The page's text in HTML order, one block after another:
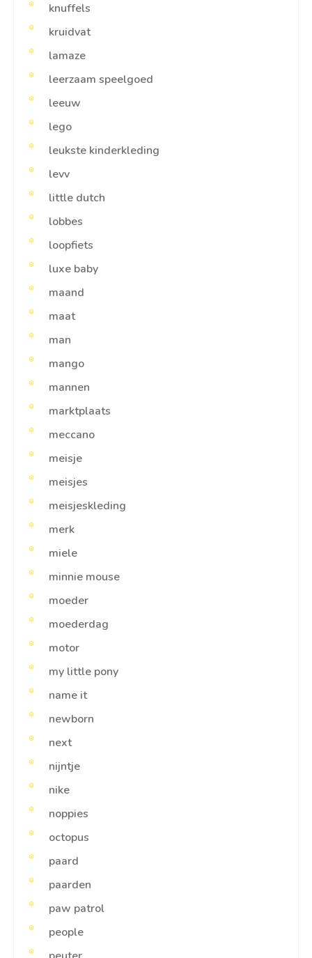
knuffels
kruidvat
lamaze
leerzaam speelgoed
leeuw
lego
leukste kinderkleding
levv
little dutch
lobbes
loopfiets
luxe baby
maand
maat
man
mango
mannen
marktplaats
meccano
meisje
meisjes
meisjeskleding
merk
miele
minnie mouse
moeder
moederdag
motor
my little pony
name it
newborn
next
nijntje
nike
noppies
octopus
paard
paarden
paw patrol
people